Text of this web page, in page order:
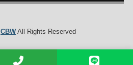
CBWAll Rights Reserved